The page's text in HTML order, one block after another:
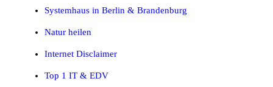
Systemhaus in Berlin & Brandenburg
Natur heilen
Internet Disclaimer
Top 1 IT & EDV